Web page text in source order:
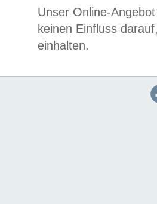
Unser Online-
keinen Einfluss
einhalten.